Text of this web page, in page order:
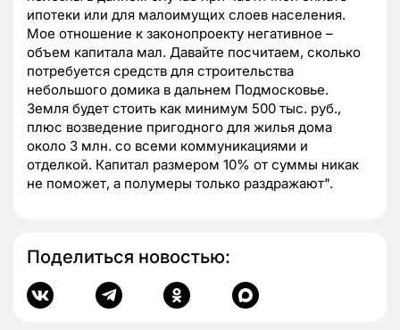
ипотеки или для малоимущих слоев населения.
Мое отношение к законопроекту негативное –
объем капитала мал. Давайте посчитаем, сколько
потребуется средств для строительства
небольшого домика в дальнем Подмосковье.
Земля будет стоить как минимум 500 тыс. руб.,
плюс возведение пригодного для жилья дома
около 3 млн. со всеми коммуникациями и
отделкой. Капитал размером 10% от суммы никак
не поможет, а полумеры только раздражают".
Поделиться новостью: